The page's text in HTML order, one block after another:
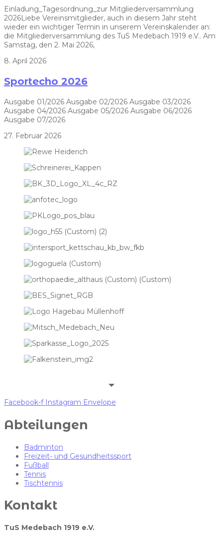
Einladung_Tagesordnung_zur Mitgliederversammlung
2026Liebe Vereinsmitglieder, auch in diesem Jahr steht
wieder ein wichtiger Termin in unserem Vereinskalender an:
die Mitgliederversammlung des TuS Medebach 1919 e.V.. Am
Samstag, den 2. Mai 2026,
8. April 2026
Sportecho 2026
Ausgabe 01/2026 Ausgabe 02/2026 Ausgabe 03/2026
Ausgabe 04/2026 Ausgabe 05/2026 Ausgabe 06/2026
Ausgabe 07/2026
27. Februar 2026
Facebook-f Instagram Envelope
Abteilungen
Badminton
Freizeit- und Gesundheitssport
Fußball
Tennis
Tischtennis
Kontakt
TuS Medebach 1919 e.V.